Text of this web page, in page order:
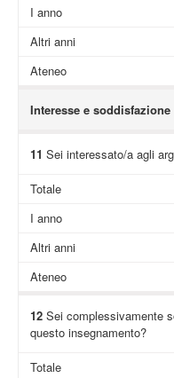
I anno
Altri anni
Ateneo
Interesse e soddisfazione
11 Sei interessato/a agli
Totale
I anno
Altri anni
Ateneo
12Sei complessivamente
questo insegnamento?
Totale